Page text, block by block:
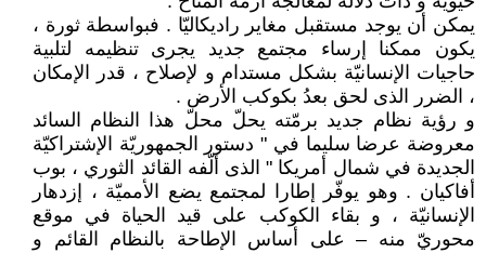
يمكن أن يوجد مستقبل مغاير راديكاليّا . فبواسطة ثورة ،
يكون ممكنا إرساء مجتمع جديد يجرى تنظيمه لتلبية
حاجيات الإنسانيّة بشكل مستدام و لإصلاح ، قدر الإمكان
، الضرر الذى لحق بعدُ بكوكب الأرض .
و رؤية نظام جديد برمّته يحلّ محلّ هذا النظام السائد
معروضة عرضا سليما في " دستور الجمهوريّة الإشتراكيّة
الجديدة في شمال أمريكا " الذى ألّفه القائد الثوري ، بوب
أفاكيان . وهو يوفّر إطارا لمجتمع يضع الأمميّة ، إزدهار
الإنسانيّة ، و بقاء الكوكب على قيد الحياة في موقع
محوريّ منه – على أساس الإطاحة بالنظام القائم و